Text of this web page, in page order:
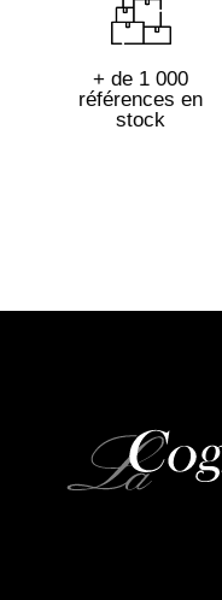
+ de 1 000
références en
stock